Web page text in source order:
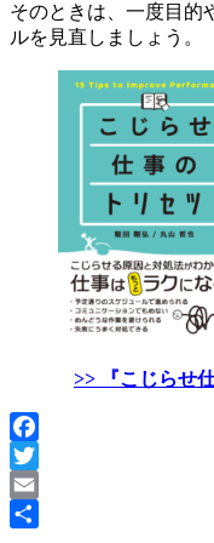
そのときは、一度目的
ルを見直しましょう。
>> 『こじらせ
Facebook
Twitter
Email